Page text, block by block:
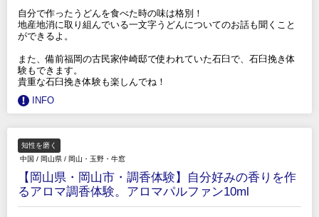
自分で作ったうどんを食べた時の味は格別！
地産地消に取り組んでいる一文字うどんについてのお話も聞くこと
ができるよ。
また、備前福岡の古民家仲崎邸で使われていた石臼で、石臼挽き体
験もできます。
貴重な石臼挽き体験も楽しんでね！
INFO
知性を磨く
中国 / 岡山県 / 岡山・玉野・牛窓
【岡山県・岡山市・調香体験】自分好みの香りを作
るアロマ調香体験。アロマパルファン10ml